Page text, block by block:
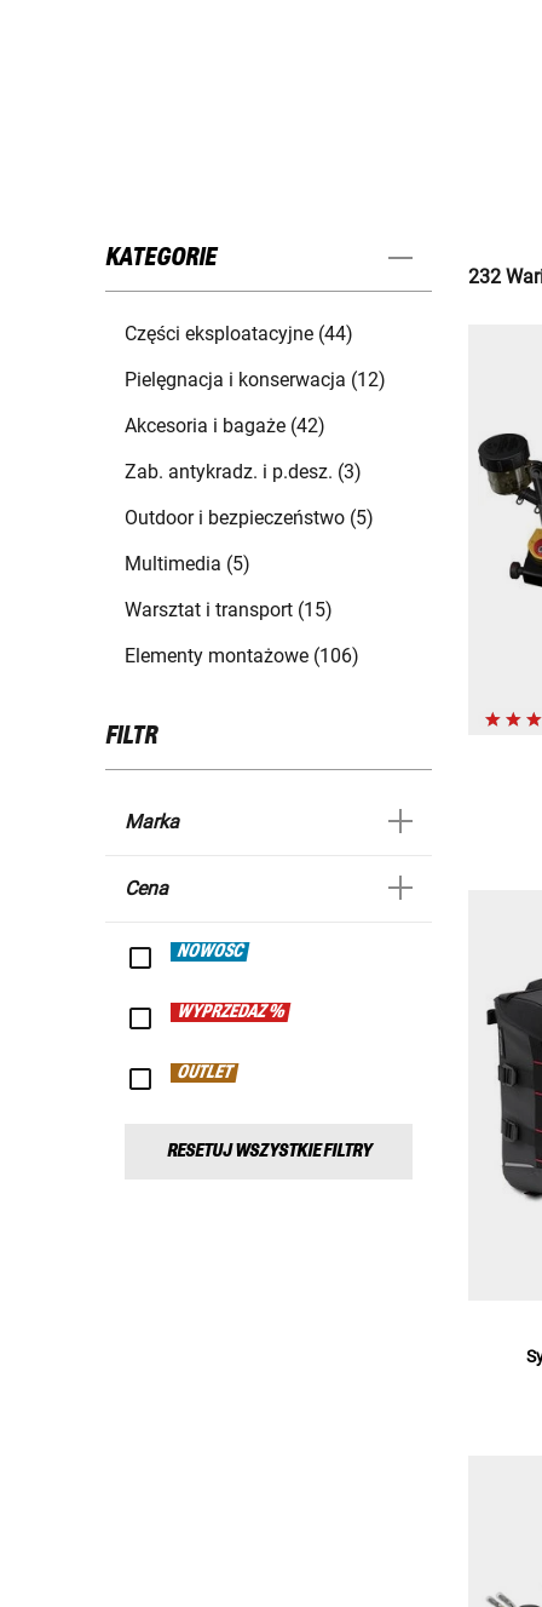
KATEGORIE
Części eksploatacyjne (44)
Pielęgnacja i konserwacja (12)
Akcesoria i bagaże (42)
Zab. antykradz. i p.desz. (3)
Outdoor i bezpieczeństwo (5)
Multimedia (5)
Warsztat i transport (15)
Elementy montażowe (106)
FILTR
Marka
Cena
NOWOŚĆ
WYPRZEDAŻ %
OUTLET
RESETUJ WSZYSTKIE FILTRY
232